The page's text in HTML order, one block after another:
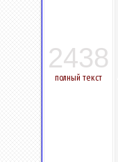
2438
полный текст